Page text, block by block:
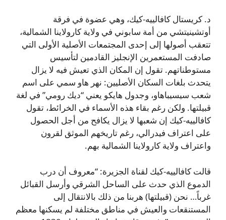
د. كريستال كافالييه-كيك، وهي عضوة في فرقة
أوتشينيتشي من أمة سابوني في ولاية كارولاينا الشمالية،
تتعقب أصولها إلى إحدى المجتمعات الأصلية الأولى التي
صادفت المستعمرين الإنجليز القادمين لتأسيس
مستوطناتهم. تقول إن المكان الذي تعيش فيه لا يزال
يتحدث بلغات السكان الأصليين: نهر هاو سمي على اسم
شعب سيسيباهاو، وجدول هايكو يعني “ديك رومي” في لغة
قبيلتها. ولكن رغم بقاء هذه الأسماء في الخرائط، تقول
كافالييه-كيك إن شعبها لا يزال يكافح من أجل الحصول
على اعتراف فيدرالي، رغم تاريخهم الموثق لقرون
واعتراف ولاية كارولاينا الشمالية بهم.
قالت كافالييه-كيك لقناة الجزيرة: “معروف أن درب
الدموع الذي حدث على الساحل الشرقي وأرسل القبائل
غرباً… نحن (قبيلتها) هربنا من ذلك بالانتقال إلى
المستنقعات والعيش في مناطق مختلفة لم يسكنها معظم